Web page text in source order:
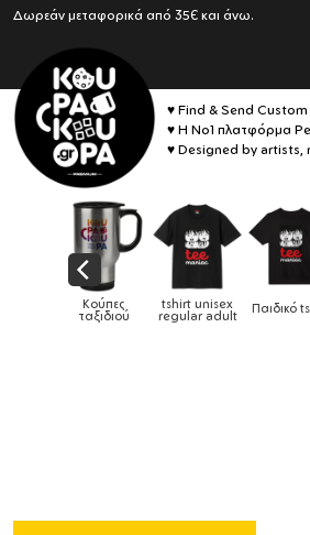
Δωρεάν μεταφορικά από 35€ και άνω.
♥ Find & Send
♥ Η No1 πλατφόρμα
♥ Designed by artists,
Κούπες
ταξιδιού
tshirt unisex
regular adult Παιδικό